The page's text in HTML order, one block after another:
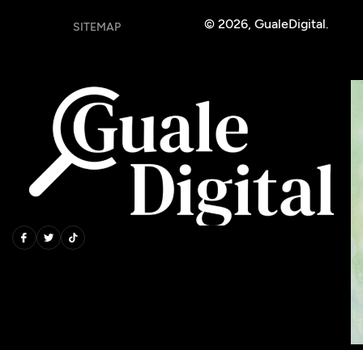
© 2026, GualeDigital.
SITEMAP